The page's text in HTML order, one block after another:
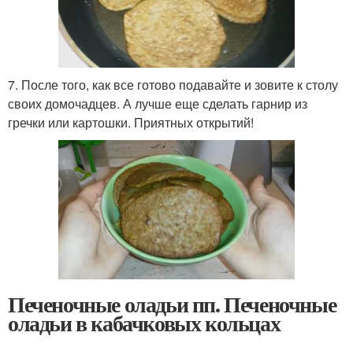
7. После того, как все готово подавайте и зовите к столу
своих домочадцев. А лучше еще сделать гарнир из
гречки или картошки. Приятных открытий!
Печеночные оладьи пп. Печеночные
оладьи в кабачковых кольцах